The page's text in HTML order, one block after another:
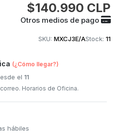
$140.990 CLP
Otros medios de pago
SKU: MXCJ3E/AStock: 11
(¿Cómo llegar?)
el11
Horarios de Oficina.
hábiles